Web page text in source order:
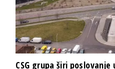
CSG grupa širi